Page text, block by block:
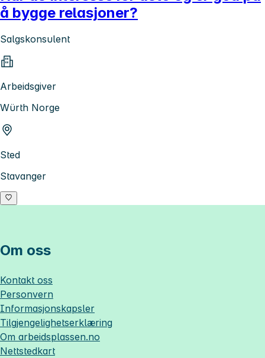
å bygge relasjoner?
Salgskonsulent
Arbeidsgiver
Würth Norge
Sted
Stavanger
Om oss
Kontakt oss
Personvern
Informasjonskapsler
Tilgjengelighetserklæring
Om arbeidsplassen.no
Nettstedkart